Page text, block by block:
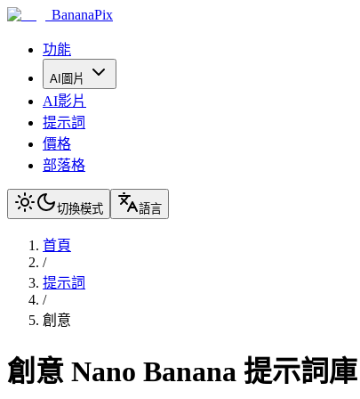
BananaPix
功能
AI圖片
AI影片
提示詞
價格
部落格
切換模式 語言
首頁
/
提示詞
/
創意
創意 Nano Banana 提示詞庫